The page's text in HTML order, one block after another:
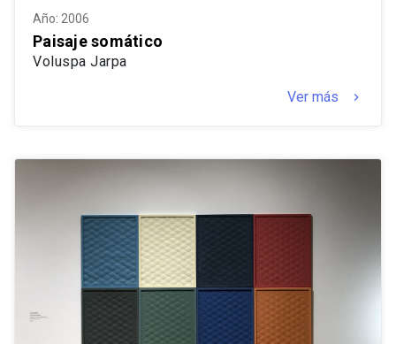
Año: 2006
Paisaje somático
Voluspa Jarpa
Ver más keyboard_arrow_right